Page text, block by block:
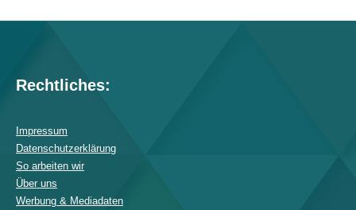
Rechtliches:
Impressum
Datenschutzerklärung
So arbeiten wir
Über uns
Werbung & Mediadaten